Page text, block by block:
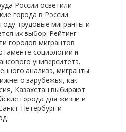
России осветили
города в России
трудовые мигранты и
их выбор. Рейтинг
городов мигрантов
социологии и
университета.
анализа, мигранты
зарубежья, как
Казахстан выбирают
города для жизни и
Петербург и